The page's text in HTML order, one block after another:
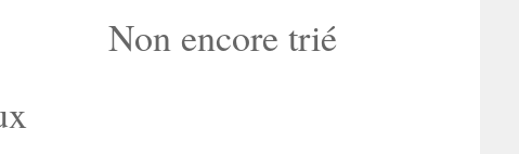
Non encore trié